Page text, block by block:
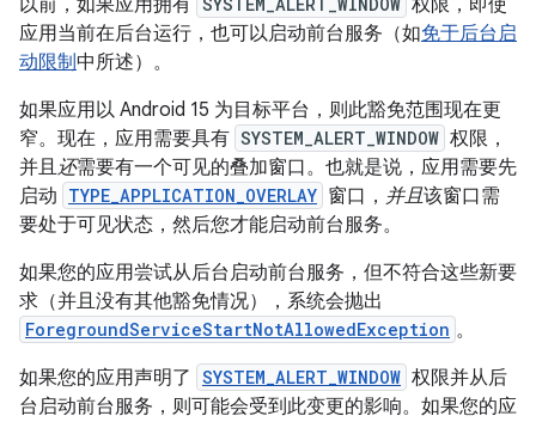
以前，如果应用拥有
权限，即使
应用当前在后台运行，也可以启动前台服务（如免于后台启
动限制中所述）。
如果应用以 Android 15 为目标平台，则此豁免范围现在更
窄。现在，应用需要具有 SYSTEM_ALERT_WINDOW 权限，
并且还需要有一个可见的叠加窗口。也就是说，应用需要先
启动 TYPE_APPLICATION_OVERLAY 窗口， 并且该窗口需
要处于可见状态，然后您才能启动前台服务。
如果您的应用尝试从后台启动前台服务，但不符合这些新要
求（并且没有其他豁免情况），系统会抛出
ForegroundServiceStartNotAllowedException 。
如果您的应用声明了 SYSTEM_ALERT_WINDOW 权限并从后
台启动前台服务，则可能会受到此变更的影响。如果您的应